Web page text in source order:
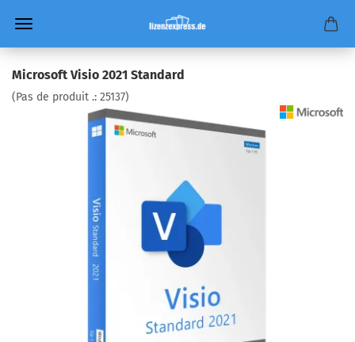
Microsoft Visio 2021 Standard
(Pas de produit .: 25137)